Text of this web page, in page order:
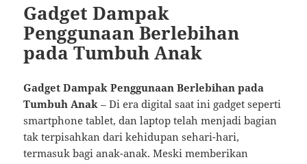
Gadget Dampak
Penggunaan Berlebihan
pada Tumbuh Anak
Gadget Dampak Penggunaan Berlebihan pada
Tumbuh Anak – Di era digital saat ini gadget seperti
smartphone tablet, dan laptop telah menjadi bagian
tak terpisahkan dari kehidupan sehari-hari,
termasuk bagi anak-anak. Meski memberikan